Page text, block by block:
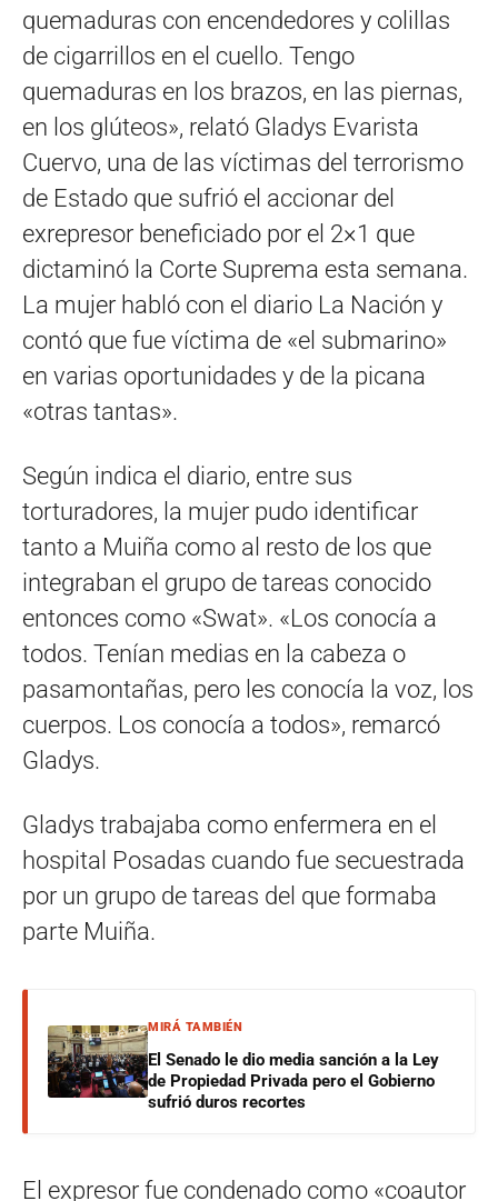
quemaduras con encendedores y colillas
de cigarrillos en el cuello. Tengo
quemaduras en los brazos, en las piernas,
en los glúteos», relató Gladys Evarista
Cuervo, una de las víctimas del terrorismo
de Estado que sufrió el accionar del
exrepresor beneficiado por el 2×1 que
dictaminó la Corte Suprema esta semana.
La mujer habló con el diario La Nación y
contó que fue víctima de «el submarino»
en varias oportunidades y de la picana
«otras tantas».
Según indica el diario, entre sus
torturadores, la mujer pudo identificar
tanto a Muiña como al resto de los que
integraban el grupo de tareas conocido
entonces como «Swat». «Los conocía a
todos. Tenían medias en la cabeza o
pasamontañas, pero les conocía la voz, los
cuerpos. Los conocía a todos», remarcó
Gladys.
Gladys trabajaba como enfermera en el
hospital Posadas cuando fue secuestrada
por un grupo de tareas del que formaba
parte Muiña.
MIRÁ TAMBIÉN
El Senado le dio media sanción a la Ley
de Propiedad Privada pero el Gobierno
sufrió duros recortes
El expresor fue condenado como «coautor